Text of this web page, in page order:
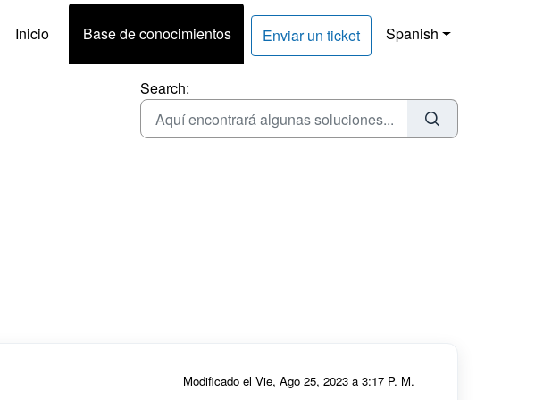
Inicio
Base de conocimientos Enviar un ticket Spanish
Search:
Modificado el Vie, Ago 25, 2023 a 3:17 P. M.